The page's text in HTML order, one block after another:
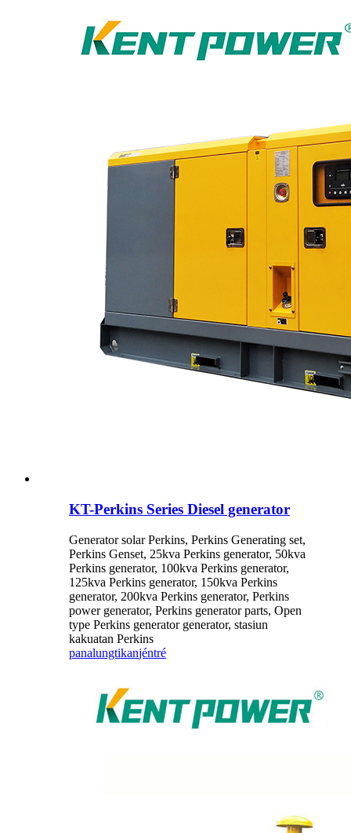
KT-Perkins Series Diesel generator
Generator solar Perkins, Perkins Generating set,
Perkins Genset, 25kva Perkins generator, 50kva
Perkins generator, 100kva Perkins generator,
125kva Perkins generator, 150kva Perkins
generator, 200kva Perkins generator, Perkins
power generator, Perkins generator parts, Open
type Perkins generator generator, stasiun
kakuatan Perkins
panalungtikanjéntré